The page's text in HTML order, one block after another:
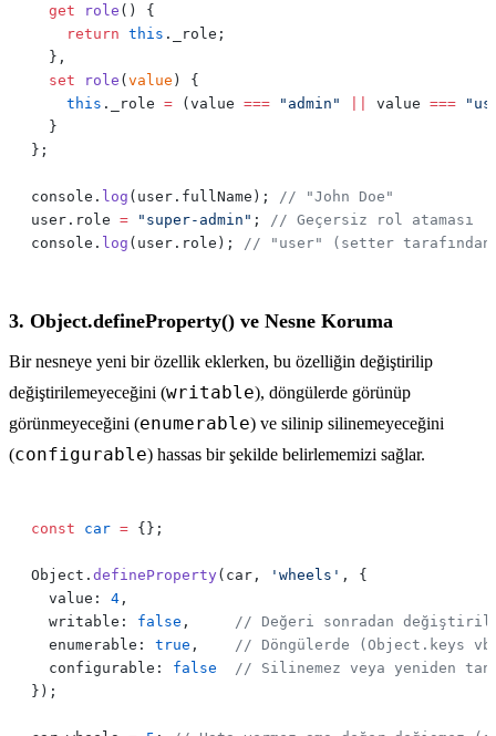
  get
role
    return
this
  set
role ( value
    this
._role = (value === "admin" value ===
console. log (user.fullName);
user.role = "super-admin" ;
console. log (user.role);
3. Object.defineProperty() ve Nesne Koruma
Bir nesneye yeni bir özellik eklerken, bu özelliğin değiştirilip
değiştirilemeyeceğini (writable), döngülerde görünüp
görünmeyeceğini (enumerable) ve silinip silinemeyeceğini
(configurable) hassas bir şekilde belirlememizi sağlar.
const car =
Object. defineProperty(car, 'wheels'
  value:
4
  writable:
false ,
  enumerable:
true ,
  configurable:
false